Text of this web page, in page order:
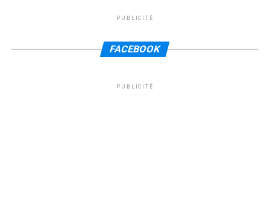
PUBLICITÉ
FACEBOOK
PUBLICITÉ